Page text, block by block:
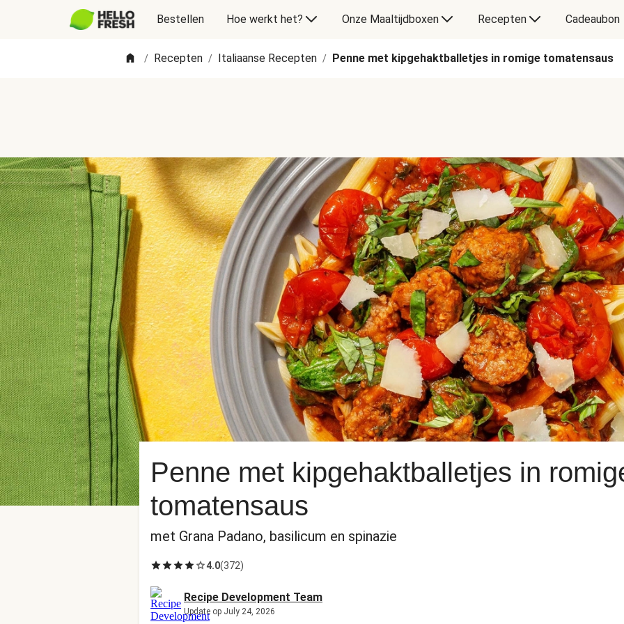
Bestellen Hoe werkt het? Onze Maaltijdboxen Recepten Cadeaubon
/ Recepten / Italiaanse Recepten / Penne met kipgehaktballetjes in romige tomatensaus
Penne met kipgehaktballetjes in
tomatensaus
met Grana Padano, basilicum en spinazie
4.0(372)
Recipe Development Team
Update op July 24, 2026